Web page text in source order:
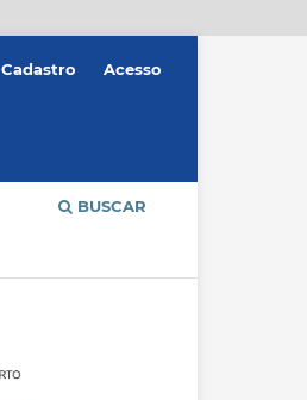
BUSCAR
Cadastro Acesso